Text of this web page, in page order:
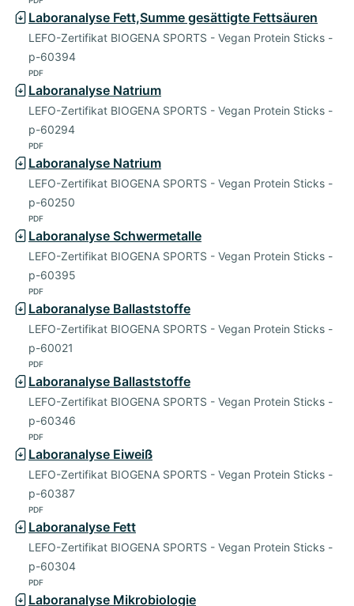
Laboranalyse Fett,Summe gesättigte Fettsäuren
LEFO-Zertifikat BIOGENA SPORTS - Vegan Protein Sticks -
p-60394
PDF
Laboranalyse Natrium
LEFO-Zertifikat BIOGENA SPORTS - Vegan Protein Sticks -
p-60294
PDF
Laboranalyse Natrium
LEFO-Zertifikat BIOGENA SPORTS - Vegan Protein Sticks -
p-60250
PDF
Laboranalyse Schwermetalle
LEFO-Zertifikat BIOGENA SPORTS - Vegan Protein Sticks -
p-60395
PDF
Laboranalyse Ballaststoffe
LEFO-Zertifikat BIOGENA SPORTS - Vegan Protein Sticks -
p-60021
PDF
Laboranalyse Ballaststoffe
LEFO-Zertifikat BIOGENA SPORTS - Vegan Protein Sticks -
p-60346
PDF
Laboranalyse Eiweiß
LEFO-Zertifikat BIOGENA SPORTS - Vegan Protein Sticks -
p-60387
PDF
Laboranalyse Fett
LEFO-Zertifikat BIOGENA SPORTS - Vegan Protein Sticks -
p-60304
PDF
Laboranalyse Mikrobiologie